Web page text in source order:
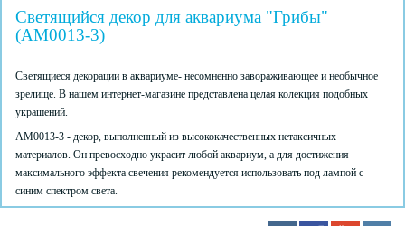
Светящийся декор для аквариума "Грибы"
(AM0013-3)
Светящиеся декорации в аквариуме- несомненно завораживающее и необычное
зрелище. В нашем интернет-магазине представлена целая колекция подобных
украшений.
AM0013-3 - декор, выполненный из высококачественных нетаксичных
материалов. Он превосходно украсит любой аквариум, а для достижения
максимального эффекта свечения рекомендуется использовать под лампой с
синим спектром света.